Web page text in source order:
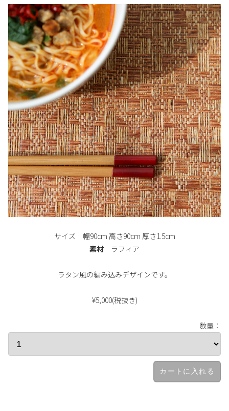
サイズ 幅90cm 高さ90cm 厚さ1.5cm
素材 ラフィア
ラタン風の編み込みデザインです。
¥5,000(税抜き)
数量：